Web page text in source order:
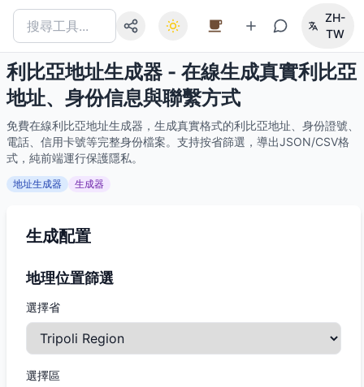
ZH-
TW
利比亞地址生成器 - 在線生成真實利比亞
地址、身份信息與聯繫方式
免費在線利比亞地址生成器，生成真實格式的利比亞地址、身份證號、
電話、信用卡號等完整身份檔案。支持按省篩選，導出JSON/CSV格
式，純前端運行保護隱私。
地址生成器 生成器
生成配置
地理位置篩選
選擇省
選擇區